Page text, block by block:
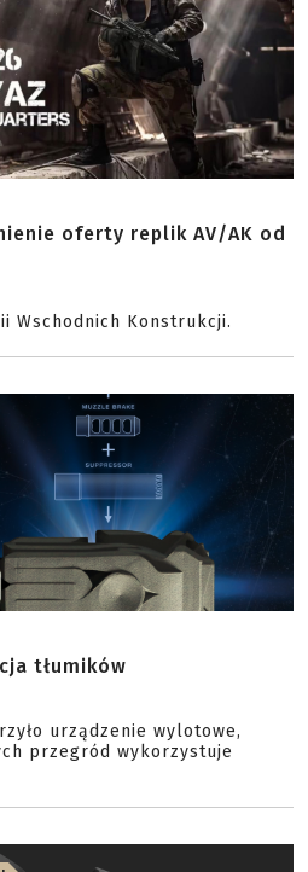
oferty replik AV/AK od
Wschodnich Konstrukcji.
tłumików
urządzenie wylotowe,
przegród wykorzystuje